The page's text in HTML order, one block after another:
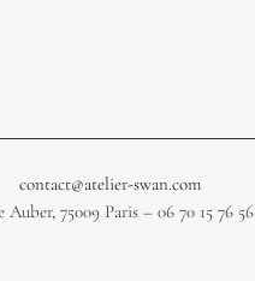
contact@atelier-swan.com
Auber, 75009 Paris – 06 70 15 76 56